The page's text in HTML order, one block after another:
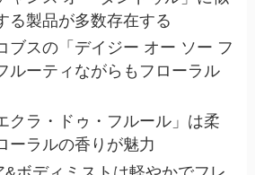
る製品が多数存在する
ブスの「デイジー オー ソー フ
ルーティながらもフローラル
クラ・ドゥ・フルール」は柔
ーラルの香りが魅力